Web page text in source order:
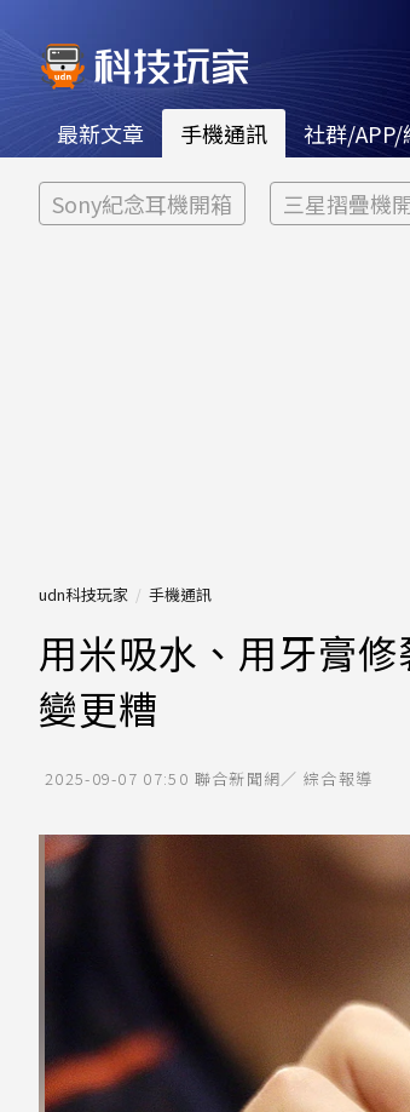
最新文章 手機通訊 社群/APP/
Sony紀念耳機開箱 三星摺疊機
udn科技玩家 手機通訊
用米吸水、用牙膏
變更糟
2025-09-07 07:50 聯合新聞網／ 綜合報導